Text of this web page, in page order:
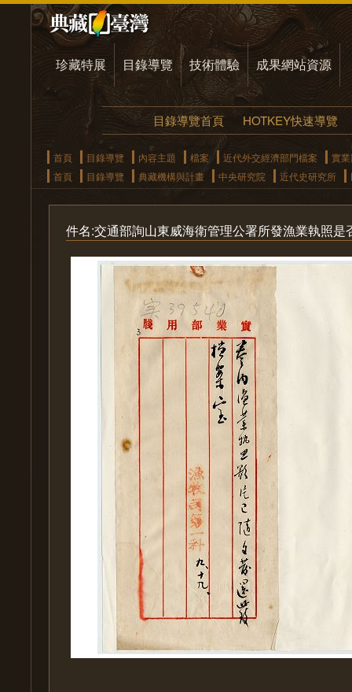
珍藏特展 目錄導覽 技術體驗 成果網站資源
目錄導覽首頁 HOTKEY快速導覽
首頁 目錄導覽 內容主題 檔案 近代外交經濟部門檔案
實
首頁
目錄導覽 典藏機構與計畫 中央研究院 近代史研究所
件名:交通部詢山東威海衛管理公署所發漁業執照是